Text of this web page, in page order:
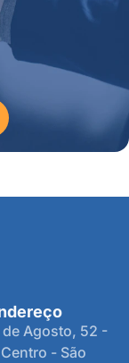
de Agosto, 52 -
- São